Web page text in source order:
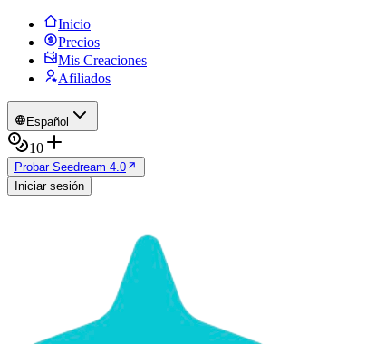
Inicio
Precios
Mis Creaciones
Afiliados
Español
10
Probar Seedream 4.0
Iniciar sesión